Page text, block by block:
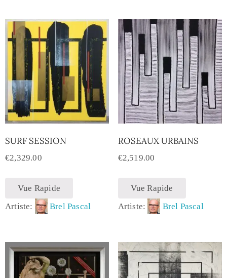
SURF SESSION
€2,329.00
Vue Rapide
Artiste:
Brel Pascal
ROSEAUX URBAINS
€2,519.00
Vue Rapide
Artiste:
Brel Pascal